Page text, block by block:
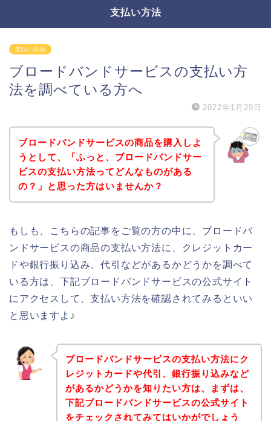
支払い方法
支払い方法
ブロードバンドサービスの支払い方
法を調べている方へ
2022年1月29日
ブロードバンドサービスの商品を購入しよ
うとして、「ふっと、ブロードバンドサー
ビスの支払い方法ってどんなものがある
の？」と思った方はいませんか？
もしも、こちらの記事をご覧の方の中に、ブロードバ
ンドサービスの商品の支払い方法に、クレジットカー
ドや銀行振り込み、代引などがあるかどうかを調べて
いる方は、下記ブロードバンドサービスの公式サイト
にアクセスして、支払い方法を確認されてみるといい
と思いますよ♪
ブロードバンドサービスの支払い方法にク
レジットカードや代引、銀行振り込みなど
があるかどうかを知りたい方は、まずは、
下記ブロードバンドサービスの公式サイト
をチェックされてみてはいかがでしょう